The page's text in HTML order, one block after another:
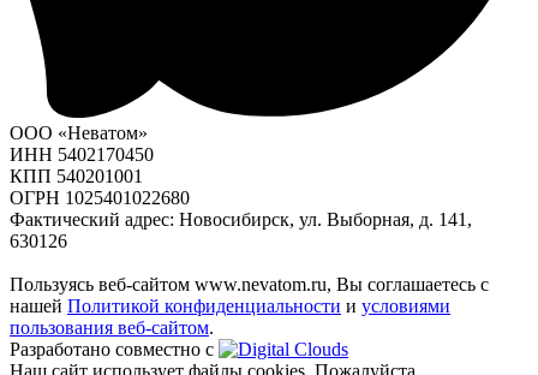
ООО «Неватом»
ИНН 5402170450
КПП 540201001
ОГРН 1025401022680
Фактический адрес: Новосибирск, ул. Выборная, д. 141,
630126
Пользуясь веб-сайтом www.nevatom.ru, Вы соглашаетесь с
нашей Политикой конфиденциальности и условиями
пользования веб-сайтом.
Разработано совместно с
Наш сайт использует файлы cookies. Пожалуйста,